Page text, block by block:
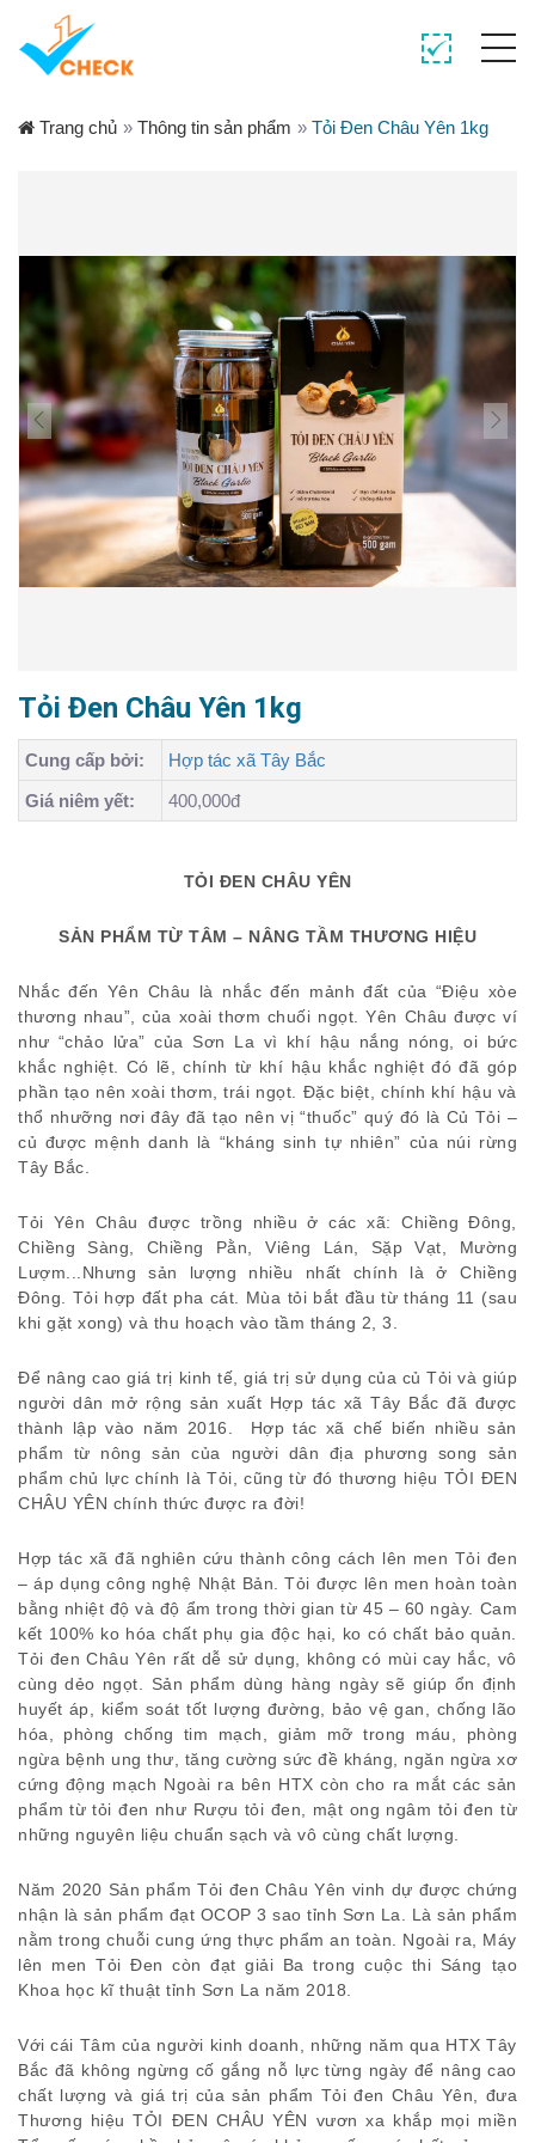
Trang chủ » Thông tin sản phẩm » Tỏi Đen Châu Yên 1kg
Tỏi Đen Châu Yên 1kg
Cung cấp bởi:
Hợp tác xã Tây Bắc
Giá niêm yết:
400,000đ
TỎI ĐEN CHÂU YÊN
SẢN PHẨM TỪ TÂM – NÂNG TẦM THƯƠNG HIỆU
Nhắc đến Yên Châu là nhắc đến mảnh đất của “Điệu xòe
thương nhau”, của xoài thơm chuối ngọt. Yên Châu được ví
như “chảo lửa” của Sơn La vì khí hậu nắng nóng, oi bức
khắc nghiệt. Có lẽ, chính từ khí hậu khắc nghiệt đó đã góp
phần tạo nên xoài thơm, trái ngọt. Đặc biệt, chính khí hậu và
thổ nhưỡng nơi đây đã tạo nên vị “thuốc” quý đó là Củ Tỏi –
củ được mệnh danh là “kháng sinh tự nhiên” của núi rừng
Tây Bắc.
Tỏi Yên Châu được trồng nhiều ở các xã: Chiềng Đông,
Chiềng Sàng, Chiềng Pằn, Viêng Lán, Sặp Vạt, Mường
Lượm...Nhưng sản lượng nhiều nhất chính là ở Chiềng
Đông. Tỏi hợp đất pha cát. Mùa tỏi bắt đầu từ tháng 11 (sau
khi gặt xong) và thu hoạch vào tầm tháng 2, 3.
Để nâng cao giá trị kinh tế, giá trị sử dụng của củ Tỏi và giúp
người dân mở rộng sản xuất Hợp tác xã Tây Bắc đã được
thành lập vào năm 2016. Hợp tác xã chế biến nhiều sản
phẩm từ nông sản của người dân địa phương song sản
phẩm chủ lực chính là Tỏi, cũng từ đó thương hiệu TỎI ĐEN
CHÂU YÊN chính thức được ra đời!
Hợp tác xã đã nghiên cứu thành công cách lên men Tỏi đen
– áp dụng công nghệ Nhật Bản. Tỏi được lên men hoàn toàn
bằng nhiệt độ và độ ẩm trong thời gian từ 45 – 60 ngày. Cam
kết 100% ko hóa chất phụ gia độc hại, ko có chất bảo quản.
Tỏi đen Châu Yên rất dễ sử dụng, không có mùi cay hắc, vô
cùng dẻo ngọt. Sản phẩm dùng hàng ngày sẽ giúp ổn định
huyết áp, kiểm soát tốt lượng đường, bảo vệ gan, chống lão
hóa, phòng chống tim mạch, giảm mỡ trong máu, phòng
ngừa bệnh ung thư, tăng cường sức đề kháng, ngăn ngừa xơ
cứng động mạch Ngoài ra bên HTX còn cho ra mắt các sản
phẩm từ tỏi đen như Rượu tỏi đen, mật ong ngâm tỏi đen từ
những nguyên liệu chuẩn sạch và vô cùng chất lượng.
Năm 2020 Sản phẩm Tỏi đen Châu Yên vinh dự được chứng
nhận là sản phẩm đạt OCOP 3 sao tỉnh Sơn La. Là sản phẩm
nằm trong chuỗi cung ứng thực phẩm an toàn. Ngoài ra, Máy
lên men Tỏi Đen còn đạt giải Ba trong cuộc thi Sáng tạo
Khoa học kĩ thuật tỉnh Sơn La năm 2018.
Với cái Tâm của người kinh doanh, những năm qua HTX Tây
Bắc đã không ngừng cố gắng nỗ lực từng ngày để nâng cao
chất lượng và giá trị của sản phẩm Tỏi đen Châu Yên, đưa
Thương hiệu TỎI ĐEN CHÂU YÊN vươn xa khắp mọi miền